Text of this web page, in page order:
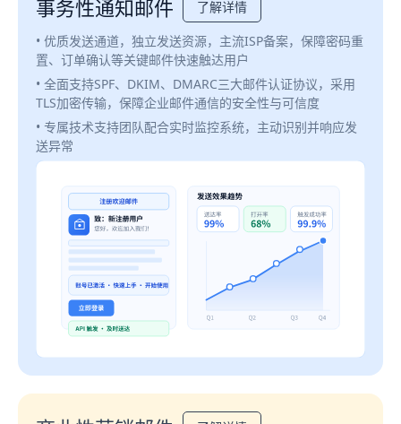
事务性通知邮件
了解详情
• 优质发送通道，独立发送资源，主流ISP备案，保障密码重
置、订单确认等关键邮件快速触达用户
• 全面支持SPF、DKIM、DMARC三大邮件认证协议，采用
TLS加密传输，保障企业邮件通信的安全性与可信度
• 专属技术支持团队配合实时监控系统，主动识别并响应发
送异常